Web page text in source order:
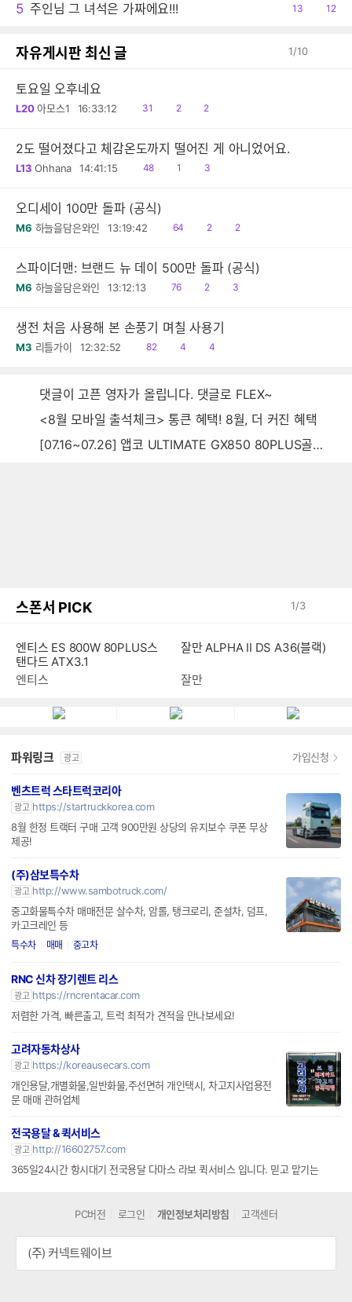
5 주인님 그 녀석은 가짜에요!!!
공
13
댓
12
자유게시판 최신 글 1/10
토요일 오후네요
L20 아모스1 16:33:12
읽
31
공
2
댓
2
2도 떨어졌다고 체감온도까지 떨어진 게 아니었어요.
L13 Ohhana 14:41:15
읽
48
공1
댓
3
오디세이 100만 돌파 (공식)
M6 하늘을담은와인 13:19:42
읽
64
공
2
댓
2
스파이더맨: 브랜드 뉴 데이 500만 돌파 (공식)
M6 하늘을담은와인 13:12:13
읽
76
공
2
댓
3
생전 처음 사용해 본 손풍기 며칠 사용기
M3 리틀가이 12:32:52
읽
82
공
4
댓
4
댓글이 고픈 영자가 올립니다. 댓글로 FLEX~
<8월 모바일 출석체크> 통큰 혜택! 8월, 더 커진 혜택
[07.16~07.26] 앱코 ULTIMATE GX850 80PLUS골드 풀모듈러 ATX3.0 블랙
스폰서 PICK 1/3
엔티스 ES 800W 80PLUS스
탠다드 ATX3.1
엔티스
잘만 ALPHA II DS A36(블랙)
잘만
파워링크 광고 가입신청
벤츠트럭 스타트럭코리아
광고 https://startruckkorea.com
8월 한정 트랙터 구매 고객 900만원 상당의 유지보수 쿠폰 무상
제공!
(주)삼보특수차
광고 http://www.sambotruck.com/
중고화물특수차 매매전문 살수차, 암롤, 탱크로리, 준설차, 덤프,
카고크레인 등
특수차 매매 중고차
RNC 신차 장기렌트 리스
광고 https://rncrentacar.com
저렴한 가격, 빠른출고, 트럭 최적가 견적을 만나보세요!
고려자동차상사
광고 https://koreausecars.com
개인용달,개별화물,일반화물,주선면허 개인택시, 차고지사업용전
문 매매 관허업체
전국용달 & 퀵서비스
광고 http://16602757.com
365일24시간 항시대기 전국용달 다마스 라보 퀵서비스 입니다. 믿고 맡기는
PC버전 로그인 개인정보처리방침 고객센터
(주) 커넥트웨이브